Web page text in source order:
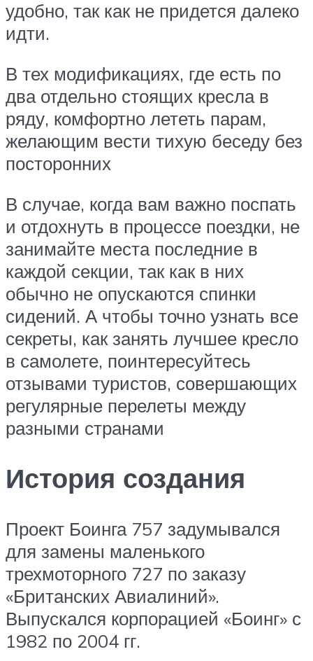
удобно, так как не придется далеко
идти.
В тех модификациях, где есть по
два отдельно стоящих кресла в
ряду, комфортно лететь парам,
желающим вести тихую беседу без
посторонних
В случае, когда вам важно поспать
и отдохнуть в процессе поездки, не
занимайте места последние в
каждой секции, так как в них
обычно не опускаются спинки
сидений. А чтобы точно узнать все
секреты, как занять лучшее кресло
в самолете, поинтересуйтесь
отзывами туристов, совершающих
регулярные перелеты между
разными странами
История создания
Проект Боинга 757 задумывался
для замены маленького
трехмоторного 727 по заказу
«Британских Авиалиний».
Выпускался корпорацией «Боинг» с
1982 по 2004 гг.